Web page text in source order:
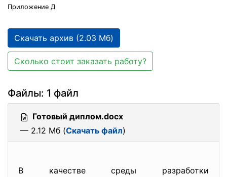
Приложение Д
Скачать архив (2.03 Мб)
Сколько стоит заказать работу?
Файлы: 1 файл
Готовый диплом.docx
— 2.12 Мб (Скачать файл)
В качестве среды разработки